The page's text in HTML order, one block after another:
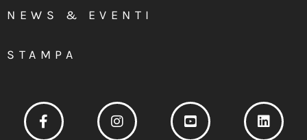
NEWS & EVENTI
STAMPA